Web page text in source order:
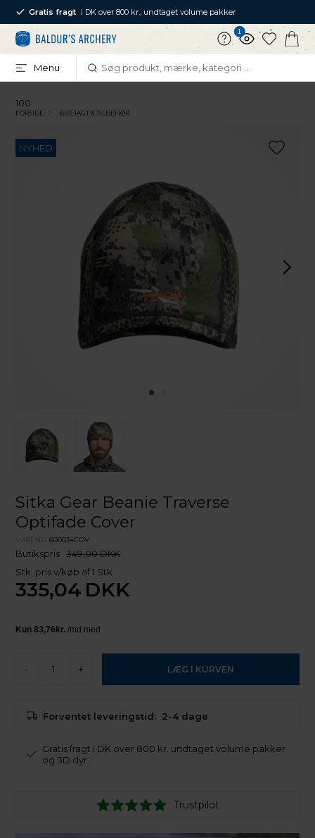
Gratis fragt i DK over 800 kr., undtaget volume pakker
1
Menu
100
FORSIDE BUEJAGT & TILBEHØR
NYHED
Sitka Gear Beanie Traverse
Optifade Cover
VARENR.600034COV
Butikspris 349,00 DKK
Stk. pris v/køb af 1 Stk
335,04 DKK
- +
Forventet leveringstid: 2-4 dage
Gratis fragt i DK over 800 kr. undtaget volume pakker
og 3D dyr
Trustpilot